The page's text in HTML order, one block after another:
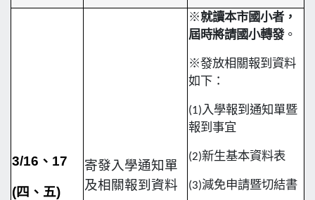
3/16 、17
(四、五)
寄發入學通知單
及相關報到資料
※就讀本市國小者，
屆時將請國小轉發。
※發放相關報到資料
如下：
(1)入學報到通知單暨
報到事宜
(2)新生基本資料表
(3)減免申請暨切結書